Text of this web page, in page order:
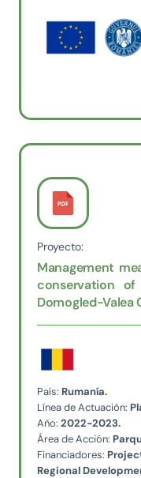
Proyecto:
Management
conservation
Domogled-Valea
País: Rumanía.
Línea de Actuación:
Año: 2022-2023.
Área de Acción:
Financiadores:
Regional